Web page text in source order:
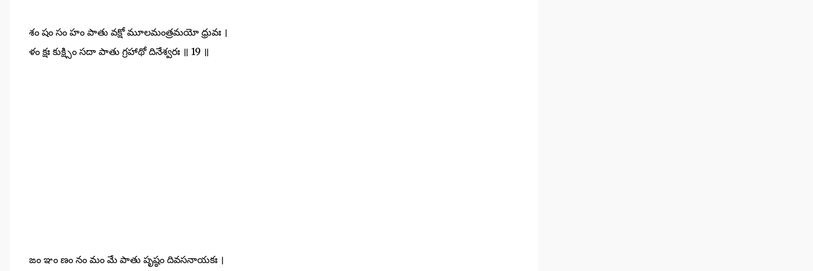
శం షం సం హం పాతు వక్షో మూలమంత్రమయో ధ్రువః ।
ళం క్షః కుక్ష్సిం సదా పాతు గ్రహాథో దినేశ్వరః ॥ 19 ॥
ఙం ఞం ణం నం మం మే పాతు పృష్ఠం దివసనాయకః ।